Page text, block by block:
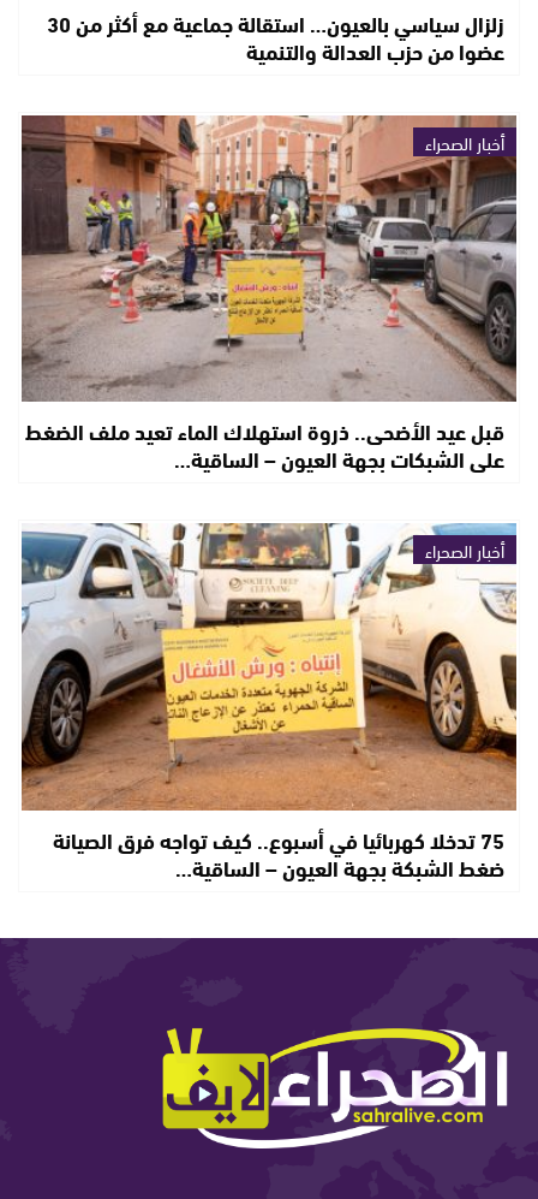
زلزال سياسي بالعيون… استقالة جماعية مع أكثر من 30
عضوا من حزب العدالة والتنمية
أخبار الصحراء
قبل عيد الأضحى.. ذروة استهلاك الماء تعيد ملف الضغط
على الشبكات بجهة العيون – الساقية…
أخبار الصحراء
75 تدخلا كهربائيا في أسبوع.. كيف تواجه فرق الصيانة
ضغط الشبكة بجهة العيون – الساقية…